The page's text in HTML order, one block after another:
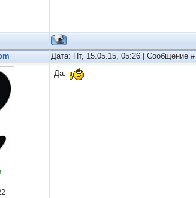
Дата: Пт, 15.05.15, 05:26 | Сообщение #
Да.